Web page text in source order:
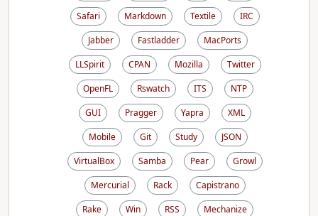
Safari
Markdown Textile
IRC
Jabber
Fastladder
MacPorts
LLSpirit
CPAN Mozilla
Twitter
OpenFL
Rswatch ITS
NTP
GUI
Pragger Yapra
XML
Mobile
Git Study
JSON
VirtualBox
Samba Pear
Growl
Mercurial
Rack
Capistrano
Rake
Win RSS
Mechanize